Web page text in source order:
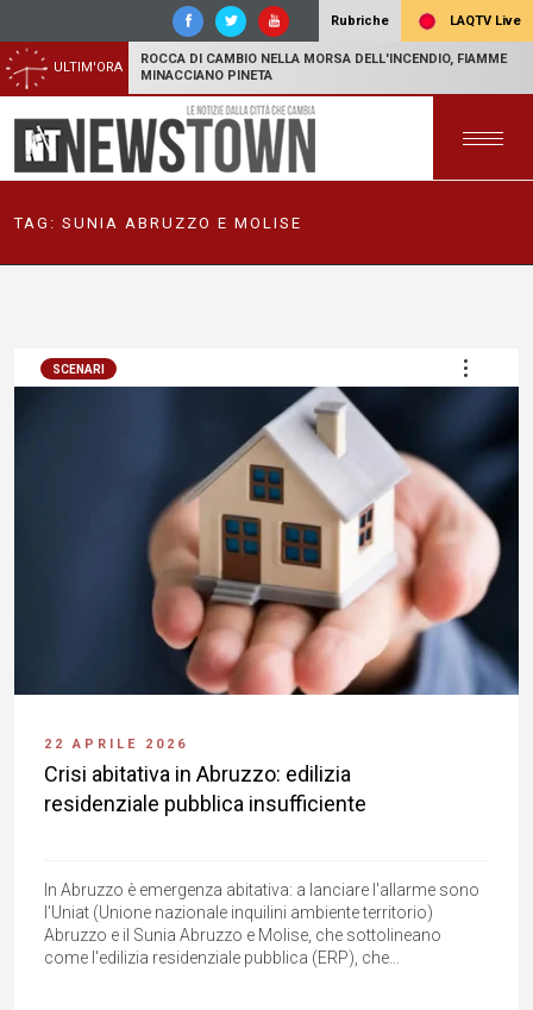
Rubriche LAQTV Live
ULTIM'ORA
ROCCA DI CAMBIO NELLA MORSA DELL'INCENDIO, FIAMME
MINACCIANO PINETA
TAG: SUNIA ABRUZZO E MOLISE
SCENARI
22 APRILE 2026
Crisi abitativa in Abruzzo: edilizia
residenziale pubblica insufficiente
In Abruzzo è emergenza abitativa: a lanciare l'allarme sono
l'Uniat (Unione nazionale inquilini ambiente territorio)
Abruzzo e il Sunia Abruzzo e Molise, che sottolineano
come l'edilizia residenziale pubblica (ERP), che...